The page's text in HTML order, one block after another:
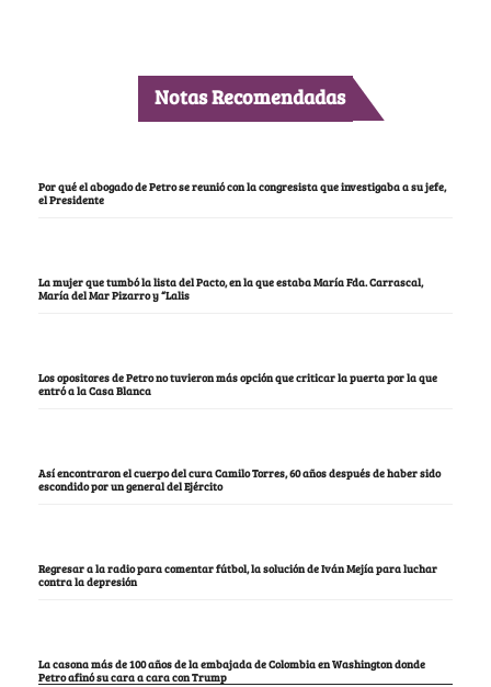
Notas Recomendadas
Por qué el abogado de Petro se reunió con la congresista que investigaba a su jefe,
el Presidente
La mujer que tumbó la lista del Pacto, en la que estaba María Fda. Carrascal,
María del Mar Pizarro y “Lalis
Los opositores de Petro no tuvieron más opción que criticar la puerta por la que
entró a la Casa Blanca
Así encontraron el cuerpo del cura Camilo Torres, 60 años después de haber sido
escondido por un general del Ejército
Regresar a la radio para comentar fútbol, la solución de Iván Mejía para luchar
contra la depresión
La casona más de 100 años de la embajada de Colombia en Washington donde
Petro afinó su cara a cara con Trump